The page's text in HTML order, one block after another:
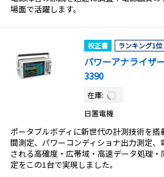
場面で活躍します。
校正書 ランキング1位
パワーアナライザ
3390
在庫:
日置電機
ポータブルボディに新世代の計測技術を
間測定、パワーコンディショナ出力測定
される高確度・広帯域・高速データ処理
定をこの1台で実現しました。